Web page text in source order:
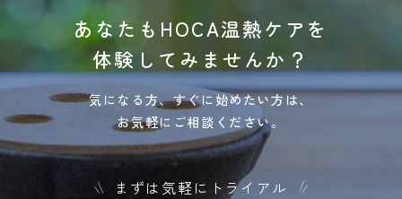
あなたもHOCA温熱ケアを
体験してみませんか？
気になる方、すぐに始めたい方は、
お気軽にご相談ください。
まずは気軽にトライアル